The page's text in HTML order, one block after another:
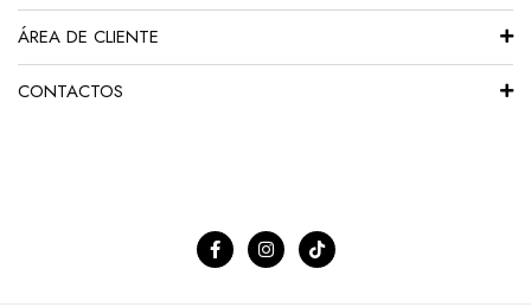
ÁREA DE CLIENTE
CONTACTOS